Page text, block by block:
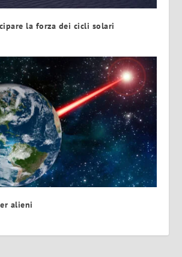
la forza dei cicli solari
alieni